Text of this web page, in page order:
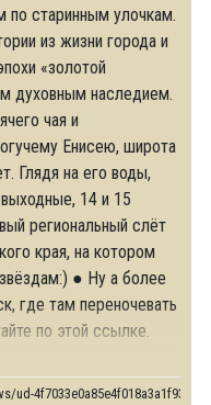
по старинным улочкам.
из жизни города и
«золотой
духовным наследием.
чая и
Енисею, широта
Глядя на его воды,
14 и 15
региональный слёт
края, на котором
● Ну а более
где там переночевать
по этой ссылке.
ud-